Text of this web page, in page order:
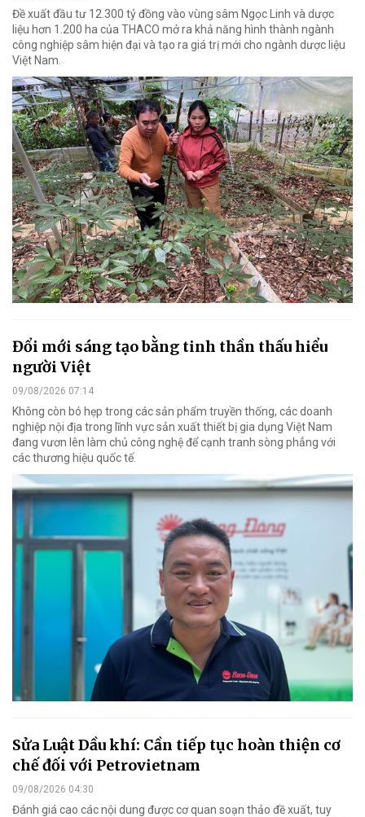
Đề xuất đầu tư 12.300 tỷ đồng vào vùng sâm Ngọc Linh và dược
liệu hơn 1.200 ha của THACO mở ra khả năng hình thành ngành
công nghiệp sâm hiện đại và tạo ra giá trị mới cho ngành dược liệu
Việt Nam.
Đổi mới sáng tạo bằng tinh thần thấu hiểu
người Việt
09/08/2026 07:14
Không còn bó hẹp trong các sản phẩm truyền thống, các doanh
nghiệp nội địa trong lĩnh vực sản xuất thiết bị gia dụng Việt Nam
đang vươn lên làm chủ công nghệ để cạnh tranh sòng phẳng với
các thương hiệu quốc tế.
Sửa Luật Dầu khí: Cần tiếp tục hoàn thiện cơ
chế đối với Petrovietnam
09/08/2026 04:30
Đánh giá cao các nội dung được cơ quan soạn thảo đề xuất, tuy